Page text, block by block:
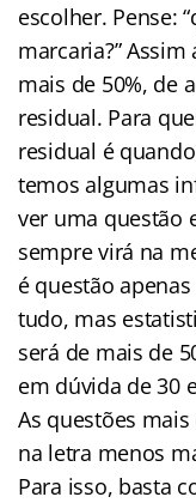
escolher. Pense:
marcaria?”
mais de 50%, de
residual. Para
residual é
temos algumas
ver uma questão
sempre virá na
é questão
tudo, mas
será de mais de
em dúvida de 30
As questões
na letra menos
Para isso, basta